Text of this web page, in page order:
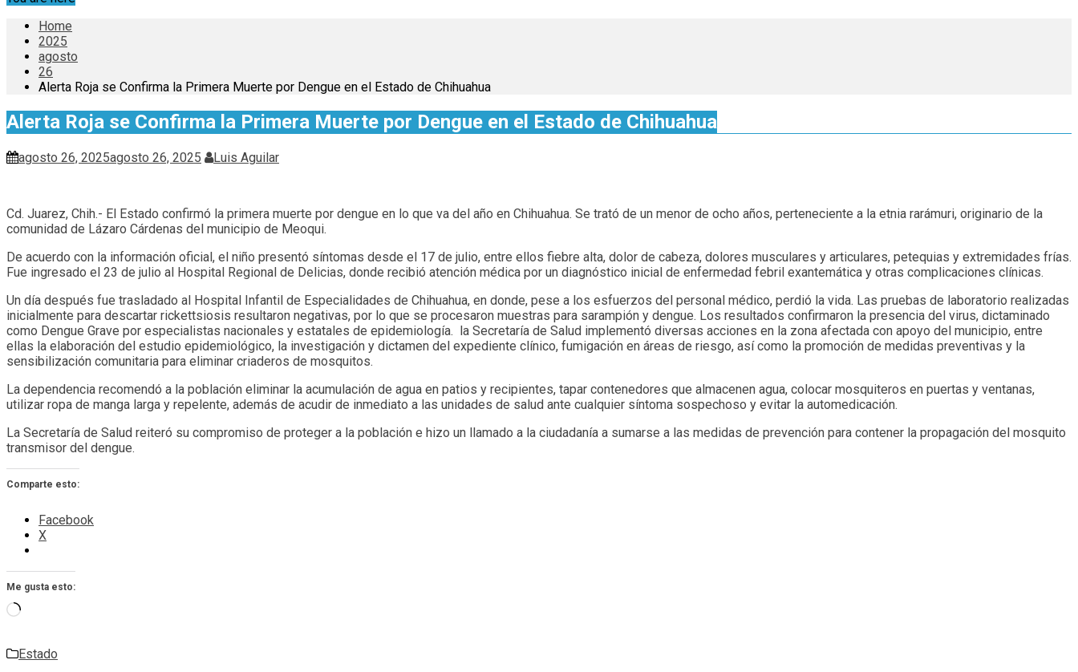
Home
2025
agosto
26
Alerta Roja se Confirma la Primera Muerte por Dengue en el Estado de Chihuahua
Alerta Roja se Confirma la Primera Muerte por Dengue en el Estado de Chihuahua
agosto 26, 2025agosto 26, 2025 Luis Aguilar
Cd. Juarez, Chih.- El Estado confirmó la primera muerte por dengue en lo que va del año en Chihuahua. Se trató de un menor de ocho años, perteneciente a la etnia rarámuri, originario de la
comunidad de Lázaro Cárdenas del municipio de Meoqui.
De acuerdo con la información oficial, el niño presentó síntomas desde el 17 de julio, entre ellos fiebre alta, dolor de cabeza, dolores musculares y articulares, petequias y extremidades frías.
Fue ingresado el 23 de julio al Hospital Regional de Delicias, donde recibió atención médica por un diagnóstico inicial de enfermedad febril exantemática y otras complicaciones clínicas.
Un día después fue trasladado al Hospital Infantil de Especialidades de Chihuahua, en donde, pese a los esfuerzos del personal médico, perdió la vida. Las pruebas de laboratorio realizadas
inicialmente para descartar rickettsiosis resultaron negativas, por lo que se procesaron muestras para sarampión y dengue. Los resultados confirmaron la presencia del virus, dictaminado
como Dengue Grave por especialistas nacionales y estatales de epidemiología. la Secretaría de Salud implementó diversas acciones en la zona afectada con apoyo del municipio, entre
ellas la elaboración del estudio epidemiológico, la investigación y dictamen del expediente clínico, fumigación en áreas de riesgo, así como la promoción de medidas preventivas y la
sensibilización comunitaria para eliminar criaderos de mosquitos.
La dependencia recomendó a la población eliminar la acumulación de agua en patios y recipientes, tapar contenedores que almacenen agua, colocar mosquiteros en puertas y ventanas,
utilizar ropa de manga larga y repelente, además de acudir de inmediato a las unidades de salud ante cualquier síntoma sospechoso y evitar la automedicación.
La Secretaría de Salud reiteró su compromiso de proteger a la población e hizo un llamado a la ciudadanía a sumarse a las medidas de prevención para contener la propagación del mosquito
transmisor del dengue.
Comparte esto:
Facebook
X
Me gusta esto:
Cargando...
Estado